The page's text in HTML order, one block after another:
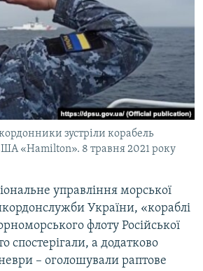
зустріли корабель
«Hamilton». 8 травня 2021 року
управління морської
України, «кораблі
флоту Російської
спостерігали, а додатково
– оголошували раптове